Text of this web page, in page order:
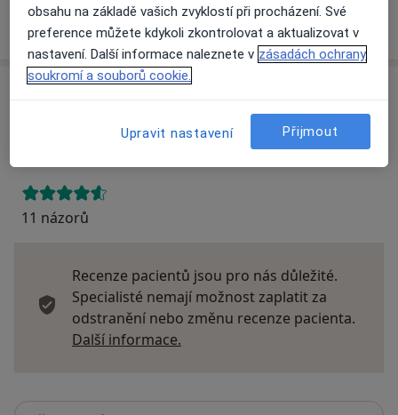
Víceo adrese
Přidejte svůj názor
11 názorů
Recenze pacientů jsou pro nás důležité.
Specialisté nemají možnost zaplatit za
odstranění nebo změnu recenze pacienta.
Další informace.
obsahu na základě vašich zvyklostí při procházení. Své
preference můžete kdykoli zkontrolovat a aktualizovat v
nastavení. Další informace naleznete v zásadách ochrany
soukromí a souborů cookie.
Upravit nastavení Přijmout